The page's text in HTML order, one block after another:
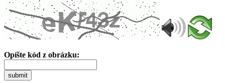
Opíšte kód z obrázku:
submit